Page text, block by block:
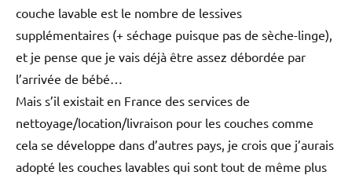
couche lavable est le nombre de lessives
supplémentaires (+ séchage puisque pas de sèche-linge),
et je pense que je vais déjà être assez débordée par
l’arrivée de bébé…
Mais s’il existait en France des services de
nettoyage/location/livraison pour les couches comme
cela se développe dans d’autres pays, je crois que j’aurais
adopté les couches lavables qui sont tout de même plus